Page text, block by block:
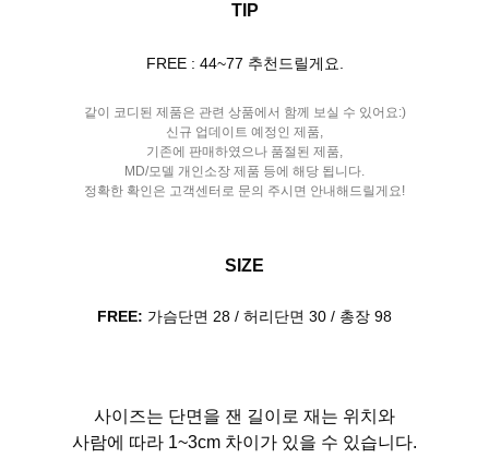
TIP
FREE : 44~77 추천드릴게요.
같이 코디된 제품은 관련 상품에서 함께 보실 수 있어요:)
신규 업데이트 예정인 제품,
기존에 판매하였으나 품절된 제품,
MD/모델 개인소장 제품 등에 해당 됩니다.
정확한 확인은 고객센터로 문의 주시면 안내해드릴게요!
SIZE
FREE: 가슴단면 28 / 허리단면 30 / 총장 98
사이즈는 단면을 잰 길이로 재는 위치와
사람에 따라 1~3cm 차이가 있을 수 있습니다.